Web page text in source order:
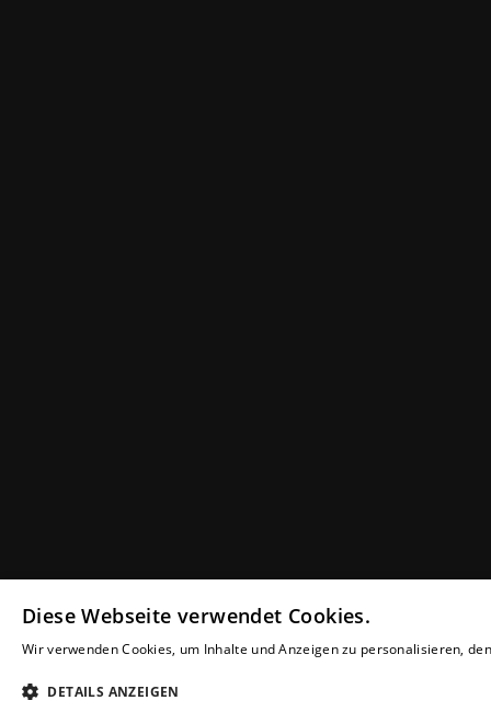
Diese Webseite verwendet Cookies.
Wir verwenden Cookies, um Inhalte und Anzeigen zu personalisieren,
DETAILS ANZEIGEN